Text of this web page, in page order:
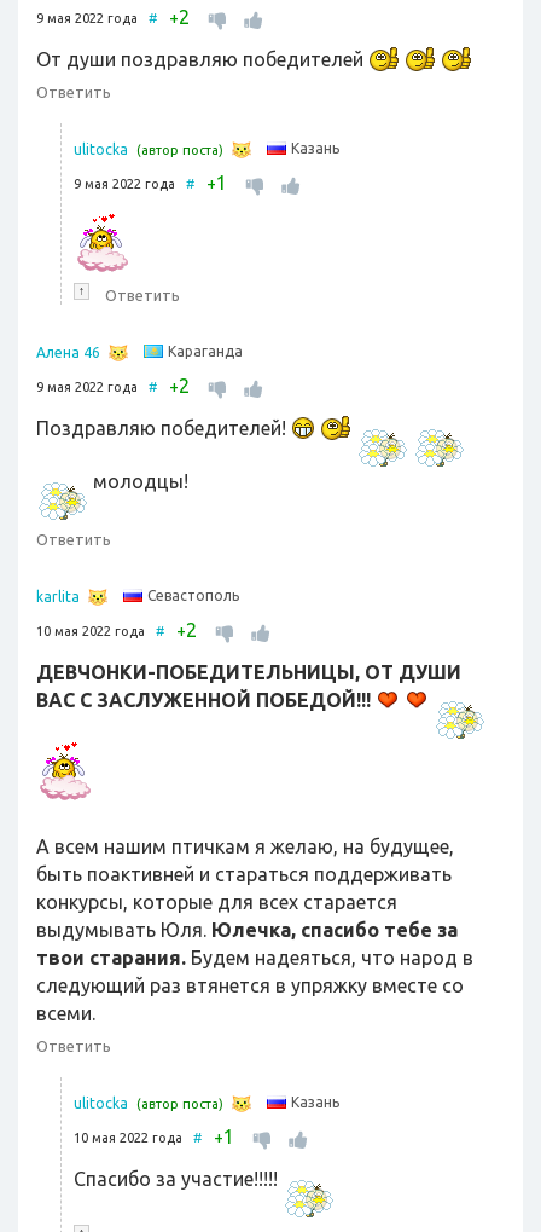
9 мая 2022 года # +2
От души поздравляю победителей
Ответить
ulitocka (автор поста) Казань
9 мая 2022 года # +1
↑ Ответить
Алена 46 Караганда
9 мая 2022 года # +2
Поздравляю победителей!
молодцы!
Ответить
karlita Севастополь
10 мая 2022 года # +2
ДЕВЧОНКИ-ПОБЕДИТЕЛЬНИЦЫ, ОТ ДУШИ
ВАС С ЗАСЛУЖЕННОЙ ПОБЕДОЙ!!!
А всем нашим птичкам я желаю, на будущее,
быть поактивней и стараться поддерживать
конкурсы, которые для всех старается
выдумывать Юля. Юлечка, спасибо тебе за
твои старания. Будем надеяться, что народ в
следующий раз втянется в упряжку вместе со
всеми.
Ответить
ulitocka (автор поста) Казань
10 мая 2022 года # +1
Спасибо за участие!!!!!